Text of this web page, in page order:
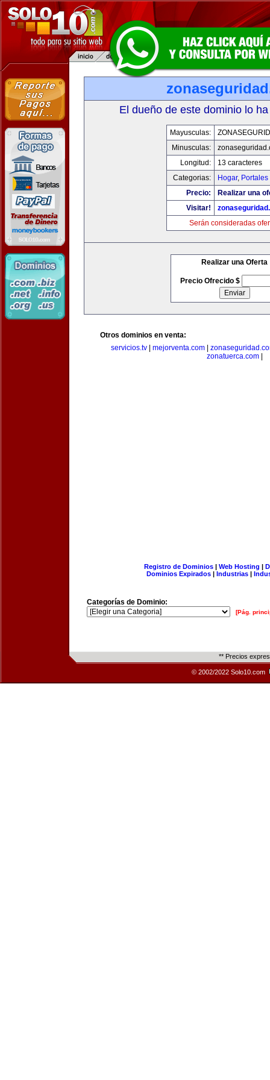
El dueño de este dominio lo
Mayusculas:
Minusculas:
Longitud:
13 caracteres
Categorias:
Hogar, Portales
Precio:
Realizar una
Visitar!
Serán consideradas
Realizar una Oferta
Precio Ofrecido $
Otros dominios en venta:
servicios.tv| mejorventa.com|
zonatuerca.com|
Registro de Dominios| Web Hosting |
Dominios Expirados | Industrias |
Categorías de Dominio:
[Pág.
** Precios
© 2002/2022 Solo10.com